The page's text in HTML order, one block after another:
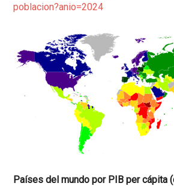
poblacion?anio=2024
Países del mundo por PIB per cápita